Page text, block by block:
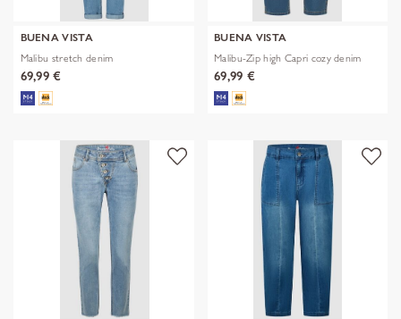
BUENA VISTA
Malibu stretch denim
69,99 €
BUENA VISTA
Malibu-Zip high Capri cozy denim
69,99 €